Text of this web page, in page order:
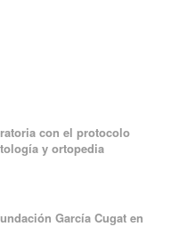
con el protocolo
y ortopedia
García Cugat en